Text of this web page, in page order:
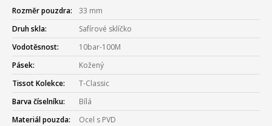
Rozměr pouzdra:
33 mm
Druh skla:
Safírové sklíčko
Vodotěsnost:
10bar-100M
Pásek:
Kožený
Tissot Kolekce:
T-Classic
Barva číselníku:
Bílá
Materiál pouzda:
Ocel s PVD